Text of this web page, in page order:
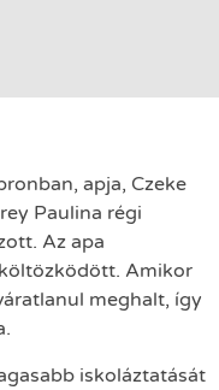
apja, Czeke
Paulina régi
Az apa
Amikor
meghalt, így
iskoláztatását